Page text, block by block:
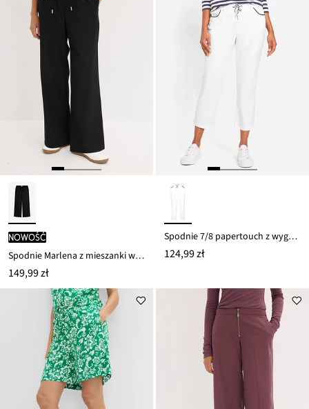
nowość
Spodnie Marlena z mieszanki wiskozy
149,99 zł
Spodnie 7/8 papertouch z wygodnym pasem, z mieszanki bawełny
124,99 zł